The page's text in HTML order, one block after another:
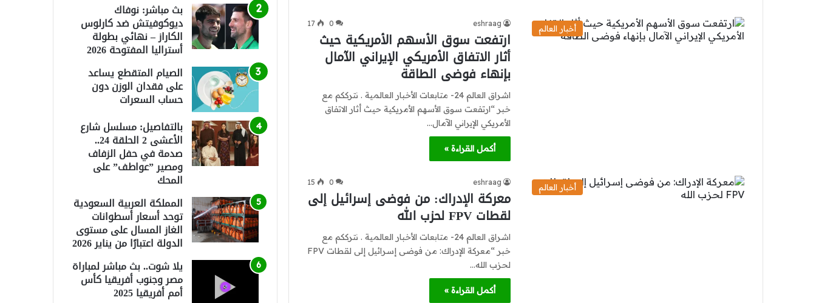
أخبار العالم
eshraag
0
17
ارتفعت سوق الأسهم الأمريكية حيث
أثار الاتفاق الأمريكي الإيراني الآمال
بإنهاء فوضى الطاقة
اشراق العالم 24- متابعات الأخبار العالمية . نترككم مع
خبر “ارتفعت سوق الأسهم الأمريكية حيث أثار الاتفاق
الأمريكي الإيراني الآمال…
أكمل القراءة »
أخبار العالم
eshraag
0
15
معركة الإدراك: من فوضى إسرائيل إلى
لقطات FPV لحزب الله
اشراق العالم 24- متابعات الأخبار العالمية . نترككم مع
خبر “معركة الإدراك: من فوضى إسرائيل إلى لقطات FPV
لحزب الله…
أكمل القراءة »
بث مباشر: نوفاك
ديوكوفيتش ضد كارلوس
الكاراز – نهائي بطولة
أستراليا المفتوحة 2026
الصيام المتقطع يساعد
على فقدان الوزن دون
حساب السعرات
بالتفاصيل: مسلسل شارع
الأعشى 2 الحلقة 24..
صدمة في حفل الزفاف
ومصير ”عواطف” على
المحك
المملكة العربية السعودية
توحد أسعار أسطوانات
الغاز المسال على مستوى
الدولة اعتبارًا من يناير 2026
يلا شوت.. بث مباشر لمباراة
مصر وجنوب أفريقيا كأس
أمم أفريقيا 2025